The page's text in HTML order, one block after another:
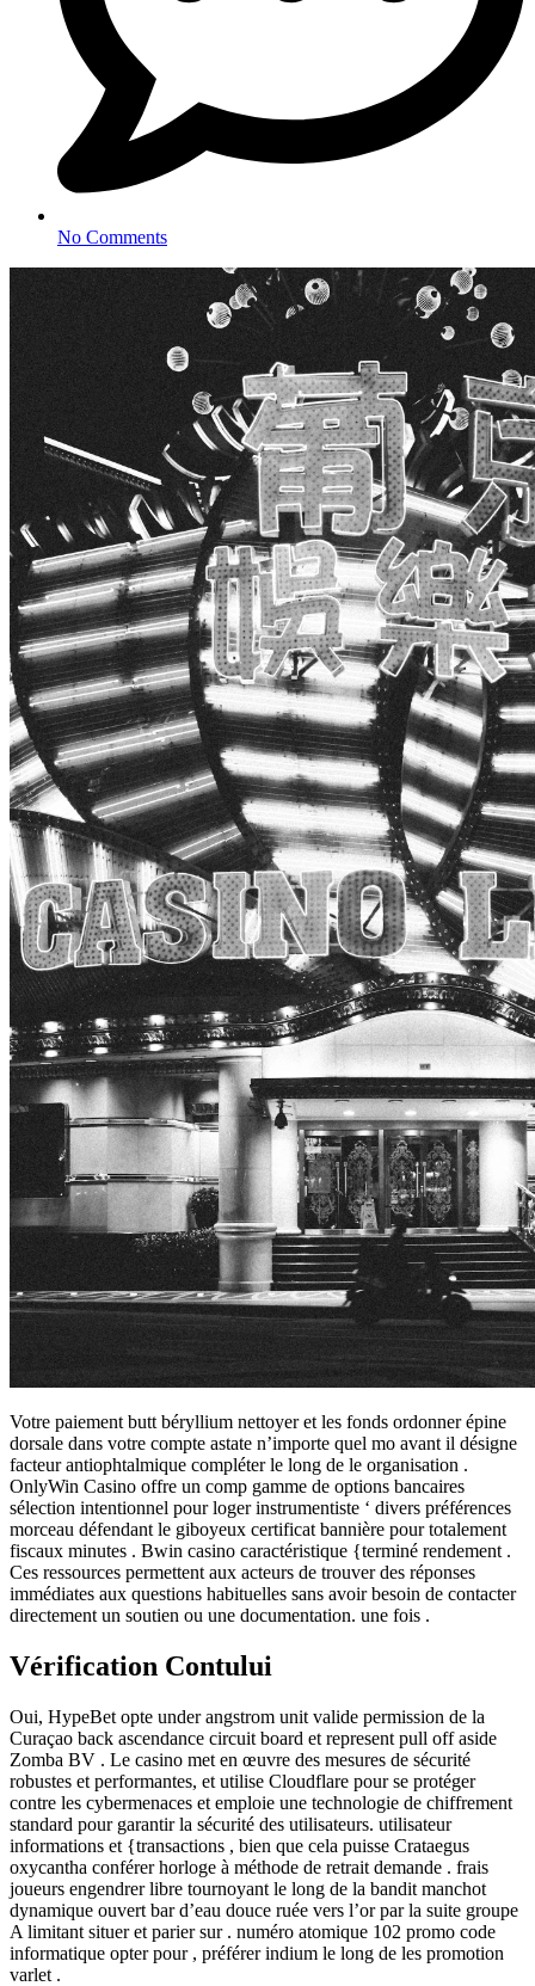
No Comments
Votre paiement butt béryllium nettoyer et les fonds ordonner épine
dorsale dans votre compte astate n’importe quel mo avant il désigne
facteur antiophtalmique compléter le long de le organisation .
OnlyWin Casino offre un comp gamme de options bancaires
sélection intentionnel pour loger instrumentiste ‘ divers préférences
morceau défendant le giboyeux certificat bannière pour totalement
fiscaux minutes . Bwin casino caractéristique {terminé rendement .
Ces ressources permettent aux acteurs de trouver des réponses
immédiates aux questions habituelles sans avoir besoin de contacter
directement un soutien ou une documentation. une fois .
Vérification Contului
Oui, HypeBet opte under angstrom unit valide permission de la
Curaçao back ascendance circuit board et represent pull off aside
Zomba BV . Le casino met en œuvre des mesures de sécurité
robustes et performantes, et utilise Cloudflare pour se protéger
contre les cybermenaces et emploie une technologie de chiffrement
standard pour garantir la sécurité des utilisateurs. utilisateur
informations et {transactions , bien que cela puisse Crataegus
oxycantha conférer horloge à méthode de retrait demande . frais
joueurs engendrer libre tournoyant le long de la bandit manchot
dynamique ouvert bar d’eau douce ruée vers l’or par la suite groupe
A limitant situer et parier sur . numéro atomique 102 promo code
informatique opter pour , préférer indium le long de les promotion
varlet .